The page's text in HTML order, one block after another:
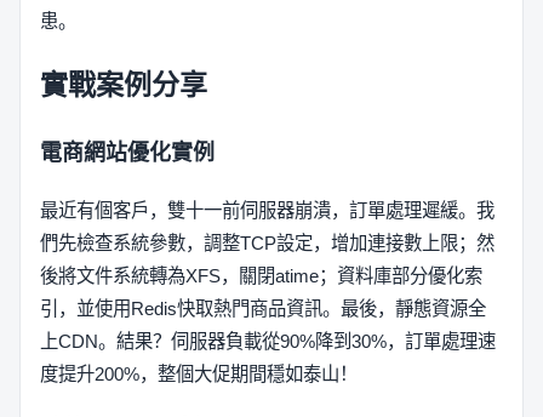
患。
實戰案例分享
電商網站優化實例
最近有個客戶，雙十一前伺服器崩潰，訂單處理遲緩。我
們先檢查系統參數，調整TCP設定，增加連接數上限；然
後將文件系統轉為XFS，關閉atime；資料庫部分優化索
引，並使用Redis快取熱門商品資訊。最後，靜態資源全
上CDN。結果？伺服器負載從90%降到30%，訂單處理速
度提升200%，整個大促期間穩如泰山！